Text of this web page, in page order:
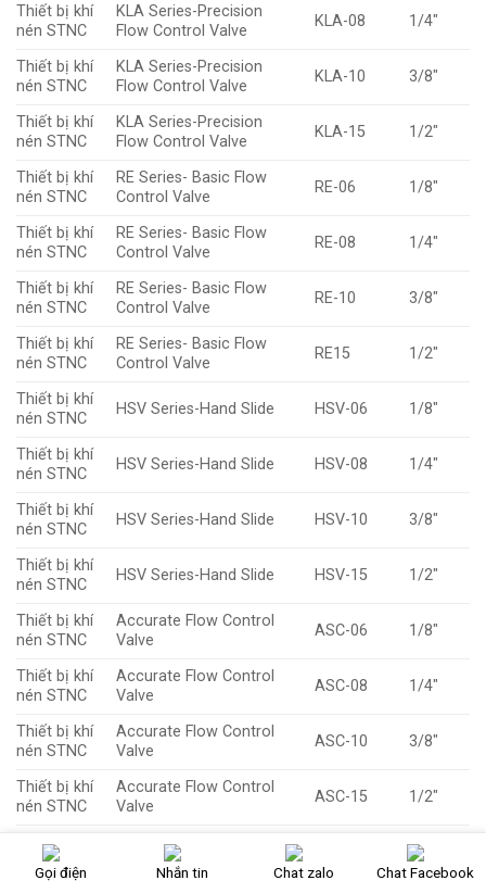
Thiết bị khí
nén STNC
KLA Series-Precision
Flow Control Valve
KLA-08 1/4″
Thiết bị khí
nén STNC
KLA Series-Precision
Flow Control Valve
KLA-10 3/8″
Thiết bị khí
nén STNC
KLA Series-Precision
Flow Control Valve
KLA-15 1/2″
Thiết bị khí
nén STNC
RE Series- Basic Flow
Control Valve
RE-06 1/8″
Thiết bị khí
nén STNC
RE Series- Basic Flow
Control Valve
RE-08 1/4″
Thiết bị khí
nén STNC
RE Series- Basic Flow
Control Valve
RE-10 3/8″
Thiết bị khí
nén STNC
RE Series- Basic Flow
Control Valve
RE15 1/2″
Thiết bị khí
nén STNC
HSV Series-Hand Slide HSV-06 1/8″
Thiết bị khí
nén STNC
HSV Series-Hand Slide HSV-08 1/4″
Thiết bị khí
nén STNC
HSV Series-Hand Slide HSV-10 3/8″
Thiết bị khí
nén STNC
HSV Series-Hand Slide HSV-15 1/2″
Thiết bị khí
nén STNC
Accurate Flow Control
Valve
ASC-06 1/8″
Thiết bị khí
nén STNC
Accurate Flow Control
Valve
ASC-08 1/4″
Thiết bị khí
nén STNC
Accurate Flow Control
Valve
ASC-10 3/8″
Thiết bị khí
nén STNC
Accurate Flow Control
Valve
ASC-15 1/2″
Thiết bị khí
nén STNC
Disc Rotary Valve
side
piping
Gọi điện Nhắn tin Chat zalo Chat Facebook